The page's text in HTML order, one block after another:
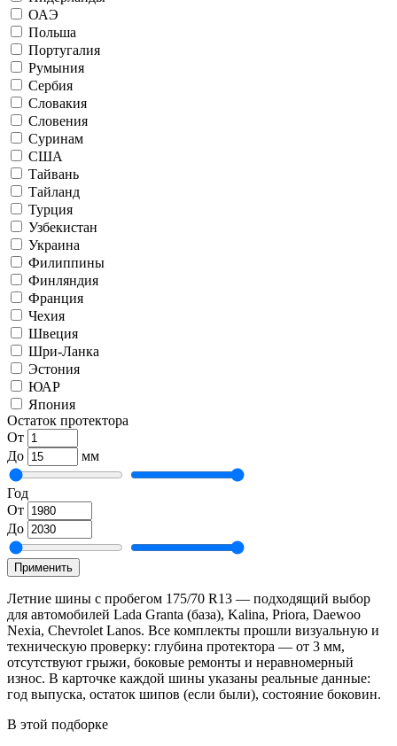
ОАЭ
Польша
Португалия
Румыния
Сербия
Словакия
Словения
Суринам
США
Тайвань
Тайланд
Турция
Узбекистан
Украина
Филиппины
Финляндия
Франция
Чехия
Швеция
Шри-Ланка
Эстония
ЮАР
Япония
Остаток протектора
От
До
мм
Год
От
До
Применить
Летние шины с пробегом 175/70 R13 — подходящий выбор
для автомобилей Lada Granta (база), Kalina, Priora, Daewoo
Nexia, Chevrolet Lanos. Все комплекты прошли визуальную и
техническую проверку: глубина протектора — от 3 мм,
отсутствуют грыжи, боковые ремонты и неравномерный
износ. В карточке каждой шины указаны реальные данные:
год выпуска, остаток шипов (если были), состояние боковин.
В этой подборке